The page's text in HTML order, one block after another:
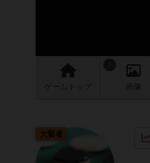
ゲーム 画像
大賢者